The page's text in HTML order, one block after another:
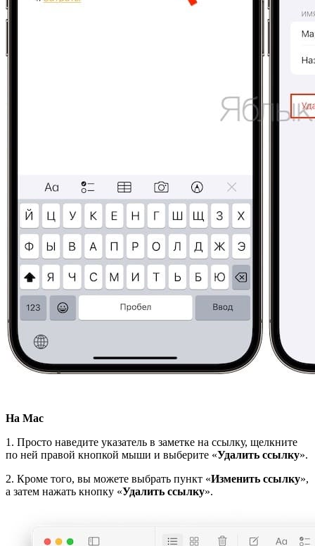
На Mac
1. Просто наведите указатель в заметке на ссылку, щелкните
по ней правой кнопкой мыши и выберите «Удалить ссылку».
2. Кроме того, вы можете выбрать пункт «Изменить ссылку»,
а затем нажать кнопку «Удалить ссылку».